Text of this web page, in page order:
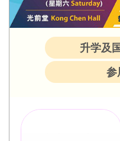
升学及
参